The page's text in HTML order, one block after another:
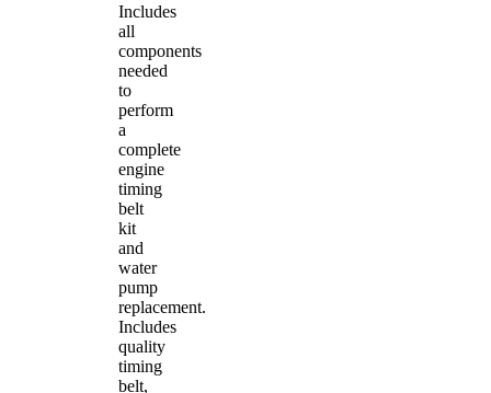
Includes
all
components
needed
to
perform
a
complete
engine
timing
belt
kit
and
water
pump
replacement.
Includes
quality
timing
belt,